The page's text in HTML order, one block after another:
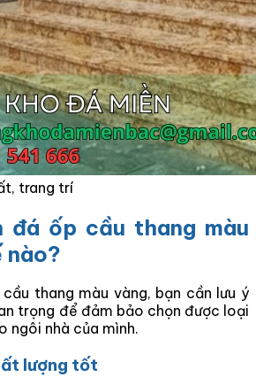
trang trí
đá ốp cầu thang màu
nào?
thang màu vàng, bạn cần lưu ý
trọng để đảm bảo chọn được loại
ngôi nhà của mình.
lượng tốt